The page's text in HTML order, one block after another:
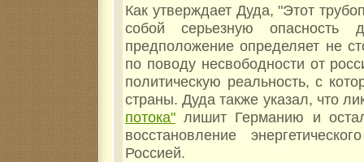
Как утверждает Дуда, "Этот
собой серьезную опасность
предположение определяет не
по поводу несвободности от
политическую реальность, с
страны. Дуда также указал, что
потока" лишит Германию и
восстановление
Россией.